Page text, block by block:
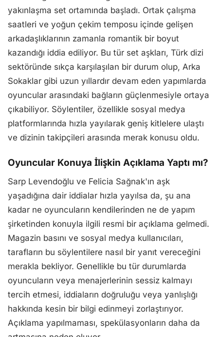
yakınlaşma set ortamında başladı. Ortak çalışma
saatleri ve yoğun çekim temposu içinde gelişen
arkadaşlıklarının zamanla romantik bir boyut
kazandığı iddia ediliyor. Bu tür set aşkları, Türk dizi
sektöründe sıkça karşılaşılan bir durum olup, Arka
Sokaklar gibi uzun yıllardır devam eden yapımlarda
oyuncular arasındaki bağların güçlenmesiyle ortaya
çıkabiliyor. Söylentiler, özellikle sosyal medya
platformlarında hızla yayılarak geniş kitlelere ulaştı
ve dizinin takipçileri arasında merak konusu oldu.
Oyuncular Konuya İlişkin Açıklama Yaptı mı?
Sarp Levendoğlu ve Felicia Sağnak'ın aşk
yaşadığına dair iddialar hızla yayılsa da, şu ana
kadar ne oyuncuların kendilerinden ne de yapım
şirketinden konuyla ilgili resmi bir açıklama gelmedi.
Magazin basını ve sosyal medya kullanıcıları,
tarafların bu söylentilere nasıl bir yanıt vereceğini
merakla bekliyor. Genellikle bu tür durumlarda
oyuncuların veya menajerlerinin sessiz kalmayı
tercih etmesi, iddiaların doğruluğu veya yanlışlığı
hakkında kesin bir bilgi edinmeyi zorlaştırıyor.
Açıklama yapılmaması, spekülasyonların daha da